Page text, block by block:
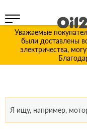
Уважаемые
были доставлены
электричества,